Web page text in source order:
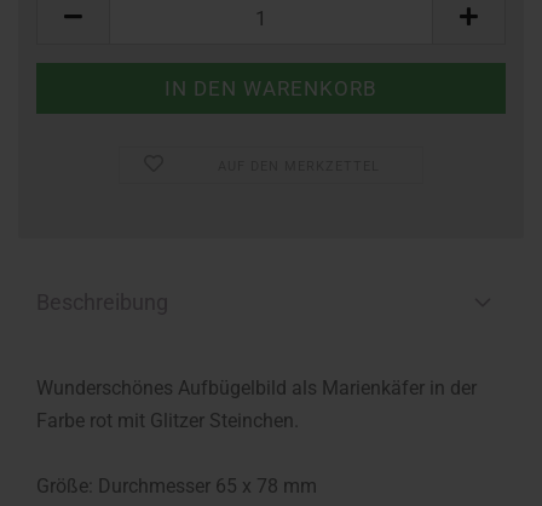
Wunderschönes Aufbügelbild als Marienkäfer in der
Farbe rot mit Glitzer Steinchen.
Größe: Durchmesser 65 x 78 mm